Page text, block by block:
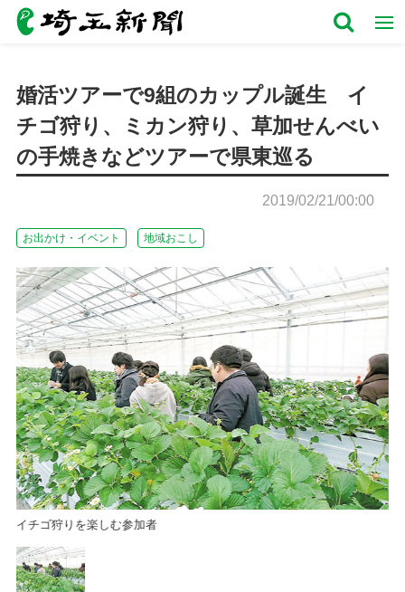
婚活ツアーで9組のカップル誕生 イ
チゴ狩り、ミカン狩り、草加せんべい
の手焼きなどツアーで県東巡る
2019/02/21/00:00
お出かけ・イベント 地域おこし
イチゴ狩りを楽しむ参加者